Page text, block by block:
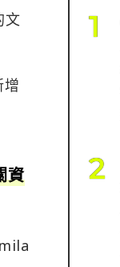
文
資